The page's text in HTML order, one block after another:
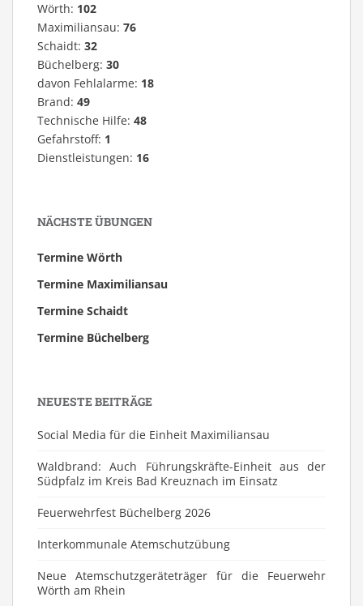
Wörth: 102
Maximiliansau: 76
Schaidt: 32
Büchelberg: 30
davon Fehlalarme: 18
Brand: 49
Technische Hilfe: 48
Gefahrstoff: 1
Dienstleistungen: 16
NÄCHSTE ÜBUNGEN
Termine Wörth
Termine Maximiliansau
Termine Schaidt
Termine Büchelberg
NEUESTE BEITRÄGE
Social Media für die Einheit Maximiliansau
Waldbrand: Auch Führungskräfte-Einheit aus der
Südpfalz im Kreis Bad Kreuznach im Einsatz
Feuerwehrfest Büchelberg 2026
⁠Interkommunale Atemschutzübung
Neue Atemschutzgeräteträger für die Feuerwehr
Wörth am Rhein